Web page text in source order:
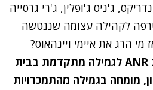
ג'ניס ג'ופלין, ג'רי גרסייה
לקהילה עצומה שננטשה
הרג את איימי ויינהאוס?
הכותב הינו מנהל יחידת ANR לגמילה מתקדמת בבית
מומחה בגמילה מהתמכרויות